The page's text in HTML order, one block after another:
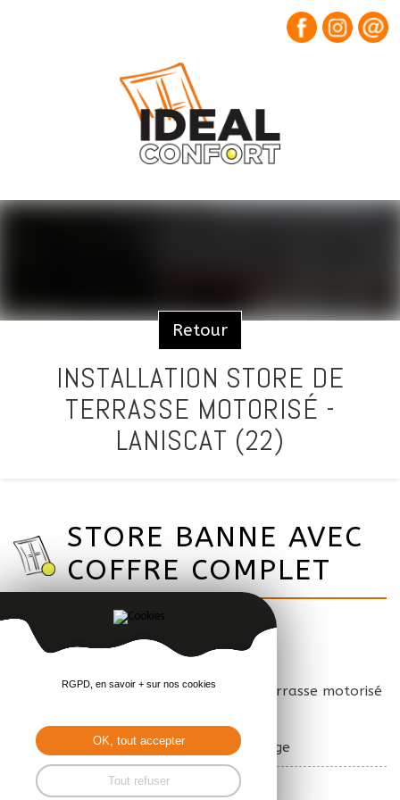
Retour
INSTALLATION STORE DE
TERRASSE MOTORISÉ -
LANISCAT (22)
STORE BANNE AVEC
COFFRE COMPLET
Store avec toile rouge
■ Pose à Laniscat (22) d'un store de terrasse motorisé
■ Armature gris anthracite et toile rouge
RGPD, en savoir + sur nos cookies
OK, tout accepter
Tout refuser